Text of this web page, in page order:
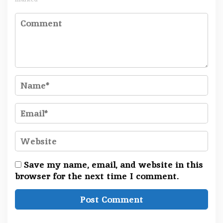
Save my name, email, and website in this
browser for the next time I comment.